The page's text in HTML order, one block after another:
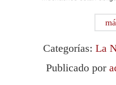
Categorías: La
Publicado por